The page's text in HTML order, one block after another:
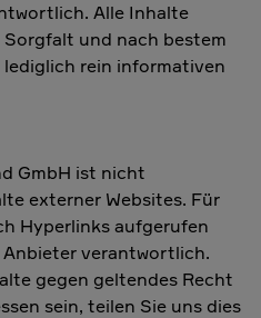
Alle Inhalte
und nach bestem
rein informativen
GmbH ist nicht
externer Websites. Für
Hyperlinks aufgerufen
Anbieter verantwortlich.
gegen geltendes Recht
sein, teilen Sie uns dies